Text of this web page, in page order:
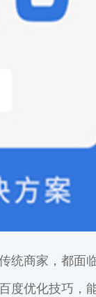
统商家，都面
度优化技巧，